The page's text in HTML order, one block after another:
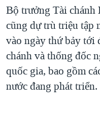
Bộ trưởng Tài chánh
cũng dự trù triệu tập
vào ngày thứ bảy tới
chánh và thống đốc
quốc gia, bao gồm
nước đang phát triển.